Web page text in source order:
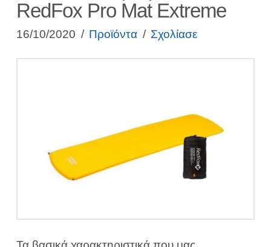
RedFox Pro Mat Extreme
16/10/2020 Προϊόντα Σχολίασε